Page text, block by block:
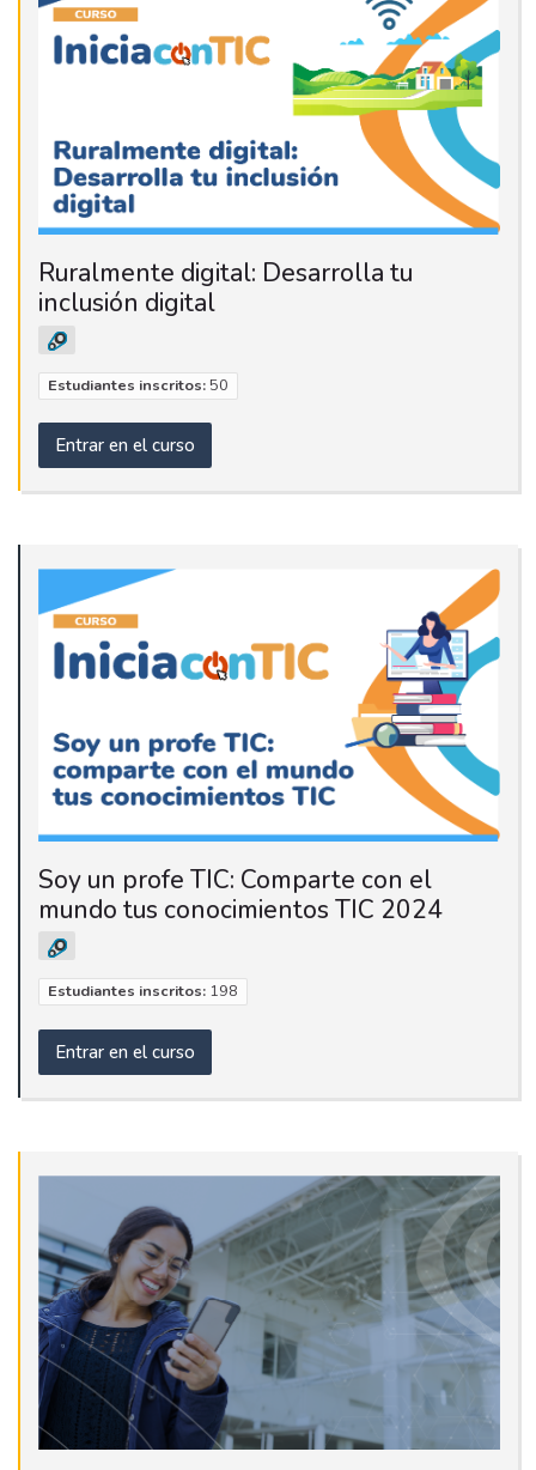
Ruralmente digital: Desarrolla tu
inclusión digital
Estudiantes inscritos:50
Entrar en el curso
Soy un profe TIC: Comparte con el
mundo tus conocimientos TIC 2024
Estudiantes inscritos:198
Entrar en el curso